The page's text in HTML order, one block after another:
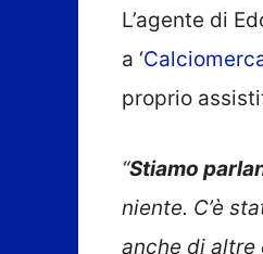
L’agente di
a ‘
proprio
“Stiamo
niente. C’è
anche di altre